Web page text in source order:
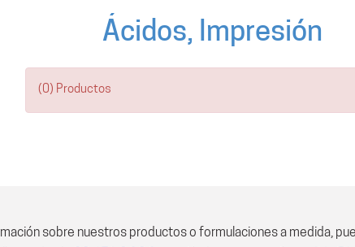
Ácidos, Impresión
(0) Productos
sobre nuestros productos o formulaciones a medida,